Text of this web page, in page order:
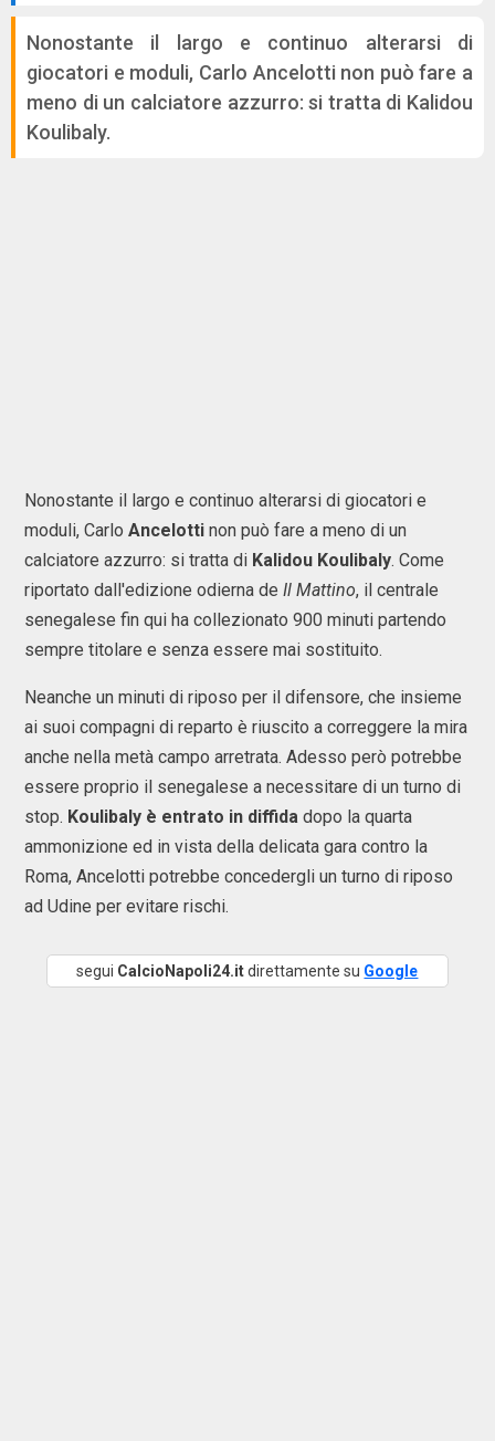
Nonostante il largo e continuo alterarsi di
giocatori e moduli, Carlo Ancelotti non può fare a
meno di un calciatore azzurro: si tratta di Kalidou
Koulibaly.
Nonostante il largo e continuo alterarsi di giocatori e
moduli, Carlo Ancelotti non può fare a meno di un
calciatore azzurro: si tratta di Kalidou Koulibaly. Come
riportato dall'edizione odierna de Il Mattino, il centrale
senegalese fin qui ha collezionato 900 minuti partendo
sempre titolare e senza essere mai sostituito.
Neanche un minuti di riposo per il difensore, che insieme
ai suoi compagni di reparto è riuscito a correggere la mira
anche nella metà campo arretrata. Adesso però potrebbe
essere proprio il senegalese a necessitare di un turno di
stop. Koulibaly è entrato in diffida dopo la quarta
ammonizione ed in vista della delicata gara contro la
Roma, Ancelotti potrebbe concedergli un turno di riposo
ad Udine per evitare rischi.
segui CalcioNapoli24.itdirettamente su Google